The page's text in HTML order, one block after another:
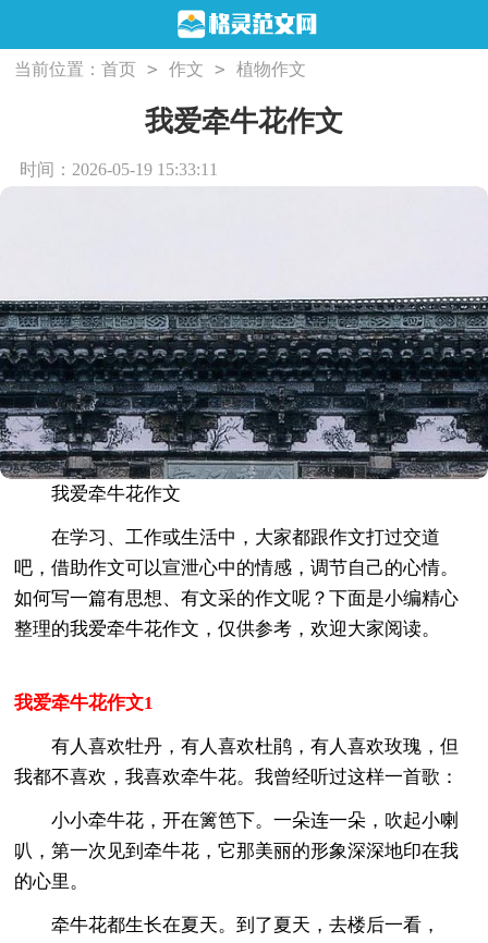
当前位置：首页 > 作文 > 植物作文
我爱牵牛花作文
时间：2026-05-19 15:33:11
我爱牵牛花作文
在学习、工作或生活中，大家都跟作文打过交道
吧，借助作文可以宣泄心中的情感，调节自己的心情。
如何写一篇有思想、有文采的作文呢？下面是小编精心
整理的我爱牵牛花作文，仅供参考，欢迎大家阅读。
我爱牵牛花作文1
有人喜欢牡丹，有人喜欢杜鹃，有人喜欢玫瑰，但
我都不喜欢，我喜欢牵牛花。我曾经听过这样一首歌：
小小牵牛花，开在篱笆下。一朵连一朵，吹起小喇
叭，第一次见到牵牛花，它那美丽的形象深深地印在我
的心里。
牵牛花都生长在夏天。到了夏天，去楼后一看，